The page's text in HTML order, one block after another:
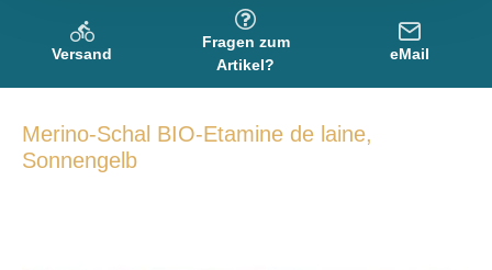
Versand
Fragen zum
Artikel?
eMail
Merino-Schal BIO-Etamine de laine,
Sonnengelb